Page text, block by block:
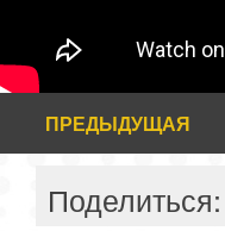
ПРЕДЫДУЩАЯ
Поделиться: